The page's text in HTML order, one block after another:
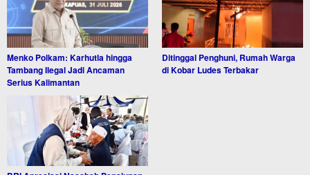
Menko Polkam: Karhutla hingga
Tambang Ilegal Jadi Ancaman
Serius Kalimantan
Ditinggal Penghuni, Rumah Warga
di Kobar Ludes Terbakar